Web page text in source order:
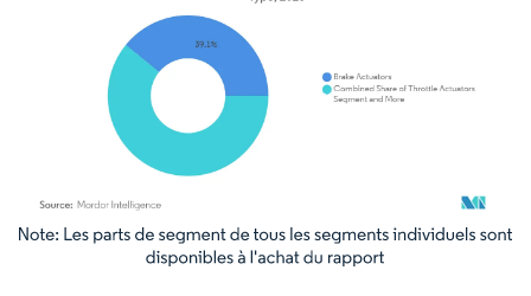
Image © Mordor Intelligence. La réutilisation nécessite une attribution sous CC BY